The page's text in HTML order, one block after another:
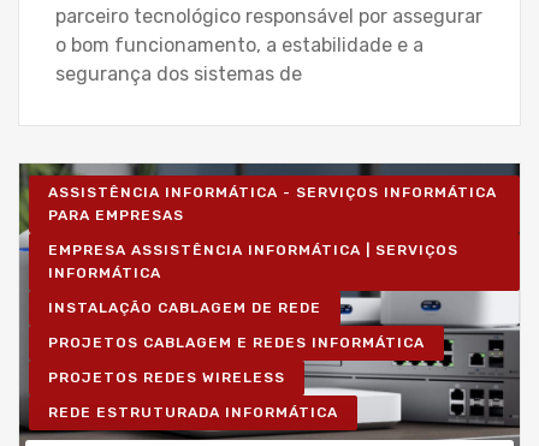
parceiro tecnológico responsável por assegurar
o bom funcionamento, a estabilidade e a
segurança dos sistemas de
ASSISTÊNCIA INFORMÁTICA - SERVIÇOS INFORMÁTICA
PARA EMPRESAS
EMPRESA ASSISTÊNCIA INFORMÁTICA | SERVIÇOS
INFORMÁTICA
INSTALAÇÃO CABLAGEM DE REDE
PROJETOS CABLAGEM E REDES INFORMÁTICA
PROJETOS REDES WIRELESS
REDE ESTRUTURADA INFORMÁTICA